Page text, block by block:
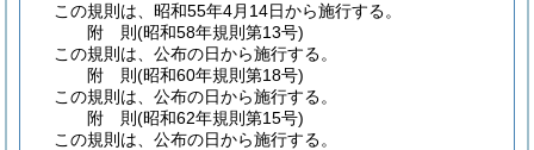
この規則は、昭和55年4月14日から施行する。
附 則(昭和58年規則第13号)
この規則は、公布の日から施行する。
附 則(昭和60年規則第18号)
この規則は、公布の日から施行する。
附 則(昭和62年規則第15号)
この規則は、公布の日から施行する。